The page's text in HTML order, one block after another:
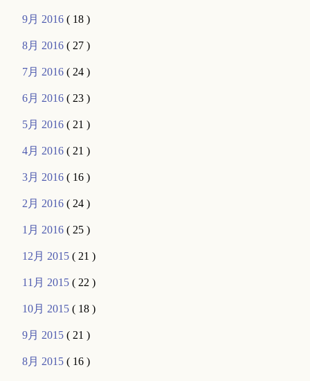
9月 2016( 18 )
8月 2016( 27 )
7月 2016( 24 )
6月 2016( 23 )
5月 2016( 21 )
4月 2016( 21 )
3月 2016( 16 )
2月 2016( 24 )
1月 2016( 25 )
12月 2015( 21 )
11月 2015( 22 )
10月 2015( 18 )
9月 2015( 21 )
8月 2015( 16 )